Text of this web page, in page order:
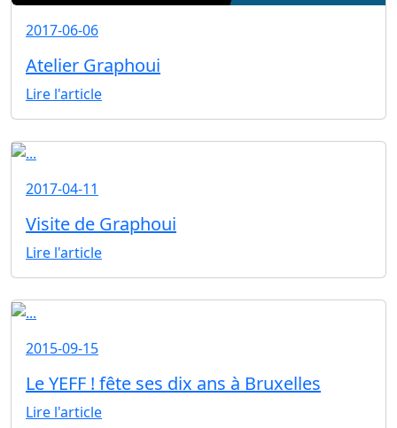
2017-06-06
Atelier Graphoui
Lire l'article
2017-04-11
Visite de Graphoui
Lire l'article
2015-09-15
Le YEFF ! fête ses dix ans à Bruxelles
Lire l'article